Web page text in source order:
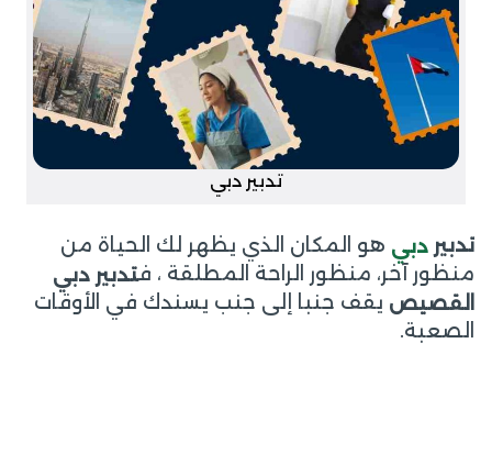
تدبير دبي
تدبير دبي هو المكان الذي يظهر لك الحياة من
منظور آخر، منظور الراحة المطلقة ، فتدبير دبي
القصيص يقف جنبا إلى جنب يسندك في الأوقات
الصعبة.